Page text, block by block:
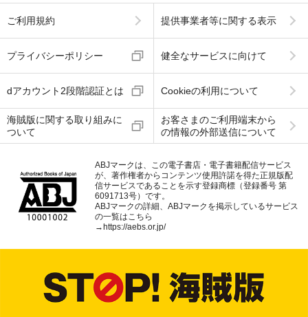
ご利用規約 提供事業者等に関する表示
プライバシーポリシー 健全なサービスに向けて
dアカウント2段階認証とは Cookieの利用について
海賊版に関する取り組みに
ついて
お客さまのご利用端末から
の情報の外部送信について
ABJマークは、この電子書店・電子書籍配信サービス
が、著作権者からコンテンツ使用許諾を得た正規版配
信サービスであることを示す登録商標（登録番号 第
6091713号）です。
ABJマークの詳細、ABJマークを掲示しているサービス
の一覧はこちら
→ https://aebs.or.jp/